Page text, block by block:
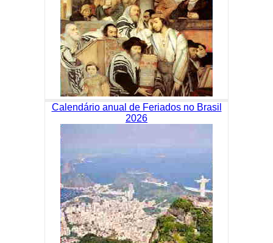
Calendário anual de Feriados no Brasil
2026